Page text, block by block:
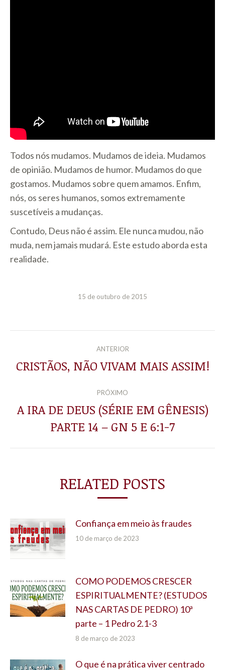
Todos nós mudamos. Mudamos de ideia. Mudamos
de opinião. Mudamos de humor. Mudamos do que
gostamos. Mudamos sobre quem amamos. Enfim,
nós, os seres humanos, somos extremamente
suscetíveis a mudanças.
Contudo, Deus não é assim. Ele nunca mudou, não
muda, nem jamais mudará. Este estudo aborda esta
realidade.
15 de outubro de 2015
NAVEGAÇÃO
DE
ANTERIOR
Post
CRISTÃOS, NÃO VIVAM MAIS ASSIM!
PRÓXIMO
Próximo
post:
A IRA DE DEUS (SÉRIE EM GÊNESIS)
PARTE 14 – GN 5 E 6:1-7
RELATED POSTS
Confiança em meio às fraudes
10 de março de 2023
COMO PODEMOS CRESCER
ESPIRITUALMENTE? (ESTUDOS
NAS CARTAS DE PEDRO) 10ª
parte – 1 Pedro 2.1-3
8 de março de 2023
O que é na prática viver centrado